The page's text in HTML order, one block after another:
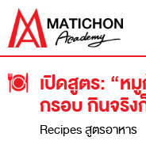
Skip
content
เปิดสูตร: “ห
กรอบ กินจริ
Recipes สูตรอาหาร